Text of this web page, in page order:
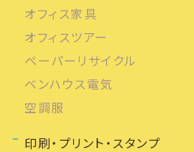
オフィス家具
オフィスツアー
ペーパーリサイクル
ベンハウス電気
空調服
印刷・プリント・スタンプ